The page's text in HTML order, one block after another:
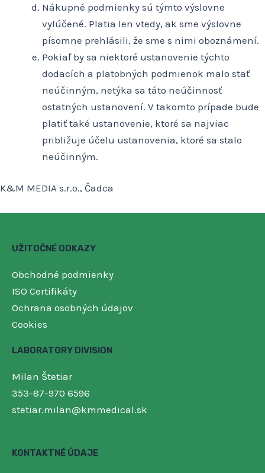
Nákupné podmienky sú týmto výslovne
vylúčené. Platia len vtedy, ak sme výslovne
písomne prehlásili, že sme s nimi oboznámení.
Pokiaľ by sa niektoré ustanovenie týchto
dodacích a platobných podmienok malo stať
neúčinným, netýka sa táto neúčinnosť
ostatných ustanovení. V takomto prípade bude
platiť také ustanovenie, ktoré sa najviac
približuje účelu ustanovenia, ktoré sa stalo
neúčinným.
K&M MEDIA s.r.o., Čadca
UŽITOČNÉ ODKAZY
Obchodné podmienky
ISO Certifikáty
Ochrana osobných údajov
Cookies
LABORATORY DIVISION
Milan Štetiar
353-87-970 6596
stetiar.milan@kmmedical.sk
KONTAKTNÉ ÚDAJE